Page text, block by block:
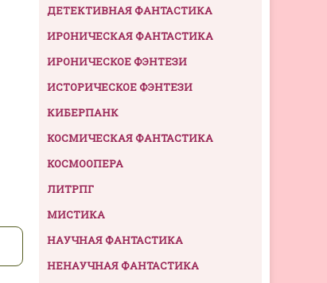
ДЕТЕКТИВНАЯ ФАНТАСТИКА
ИРОНИЧЕСКАЯ ФАНТАСТИКА
ИРОНИЧЕСКОЕ ФЭНТЕЗИ
ИСТОРИЧЕСКОЕ ФЭНТЕЗИ
КИБЕРПАНК
КОСМИЧЕСКАЯ ФАНТАСТИКА
КОСМООПЕРА
ЛИТРПГ
МИСТИКА
НАУЧНАЯ ФАНТАСТИКА
НЕНАУЧНАЯ ФАНТАСТИКА